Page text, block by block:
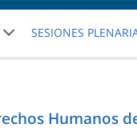
SESIONES
Humanos